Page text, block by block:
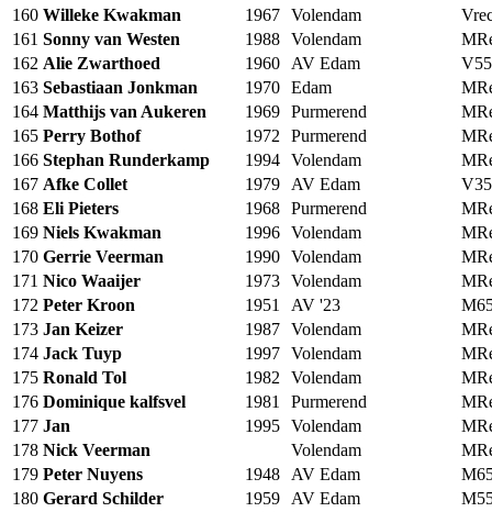
160 Willeke Kwakman 1967 Volendam
161 Sonny van Westen 1988 Volendam
162 Alie Zwarthoed 1960 AV Edam
V55
163 Sebastiaan Jonkman 1970 Edam
164 Matthijs van Aukeren 1969 Purmerend
165 Perry Bothof 1972 Purmerend
166 Stephan Runderkamp 1994 Volendam
167 Afke Collet 1979 AV Edam
V35
168 Eli Pieters 1968 Purmerend
169 Niels Kwakman 1996 Volendam
170 Gerrie Veerman 1990 Volendam
171 Nico Waaijer 1973 Volendam
172 Peter Kroon 1951 AV '23
173 Jan Keizer 1987 Volendam
174 Jack Tuyp 1997 Volendam
175 Ronald Tol 1982 Volendam
176 Dominique kalfsvel 1981 Purmerend
177 Jan 1995 Volendam
178 Nick Veerman Volendam
179 Peter Nuyens 1948 AV Edam
180 Gerard Schilder 1959 AV Edam